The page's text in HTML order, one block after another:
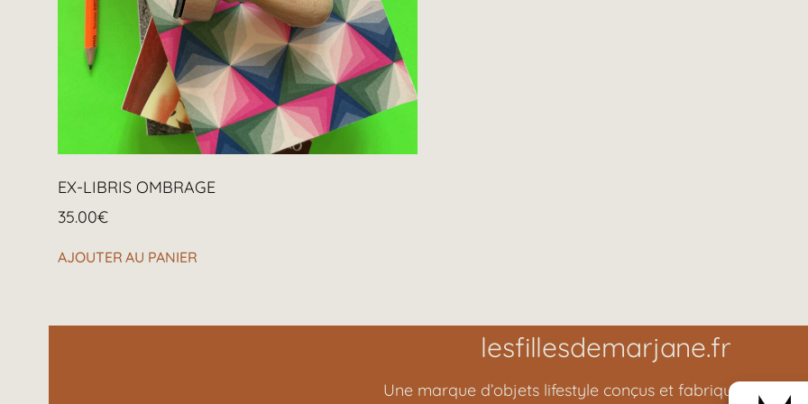
EX-LIBRIS OMBRAGE
35.00€
AJOUTER AU PANIER
lesfillesdemarjane.fr
Une marque d’objets lifestyle conçus et fabriqués en